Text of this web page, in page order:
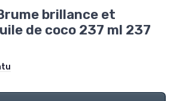
brillance et
de coco 237 ml 237